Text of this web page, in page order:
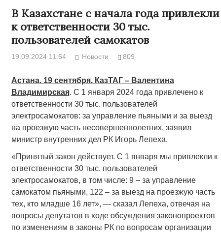
В Казахстане с начала года привлекли
к ответственности 30 тыс.
пользователей самокатов
19.09.2024 11:54 Новости 809
Астана. 19 сентября. КазТАГ – Валентина
Владимирская. С 1 января 2024 года привлечено к
ответственности 30 тыс. пользователей
электросамокатов: за управление пьяными и за выезд
на проезжую часть несовершеннолетних, заявил
министр внутренних дел РК Игорь Лепеха.
«Принятый закон действует. С 1 января мы привлекли к
ответственности 30 тыс. пользователей
электросамокатов, в том числе: 9 – за управление
самокатом пьяными, 122 – за выезд на проезжую часть
тех, кто младше 16 лет», — сказал Лепеха, отвечая на
вопросы депутатов в ходе обсуждения законопроектов
по изменениям в законы РК по вопросам организации